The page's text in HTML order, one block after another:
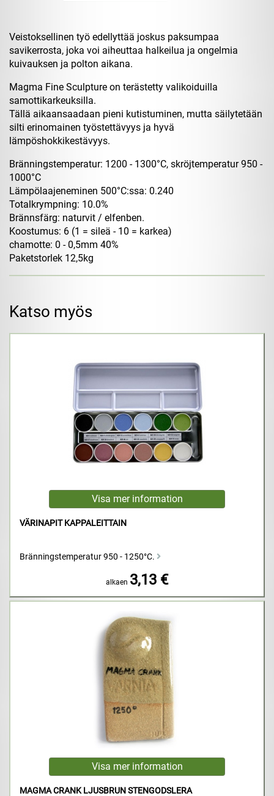
Veistoksellinen työ edellyttää joskus paksumpaa
savikerrosta, joka voi aiheuttaa halkeilua ja ongelmia
kuivauksen ja polton aikana.
Magma Fine Sculpture on terästetty valikoiduilla
samottikarkeuksilla.
Tällä aikaansaadaan pieni kutistuminen, mutta säilytetään
silti erinomainen työstettävyys ja hyvä
lämpöshokkikestävyys.
Bränningstemperatur: 1200 - 1300°C, skröjtemperatur 950 -
1000°C
Lämpölaajeneminen 500°C:ssa: 0.240
Totalkrympning: 10.0%
Brännsfärg: naturvit / elfenben.
Koostumus: 6 (1 = sileä - 10 = karkea)
chamotte: 0 - 0,5mm 40%
Paketstorlek 12,5kg
Katso myös
VÄRINAPIT KAPPALEITTAIN
Bränningstemperatur 950 - 1250°C.
alkaen 3,13 €
MAGMA CRANK LJUSBRUN STENGODSLERA